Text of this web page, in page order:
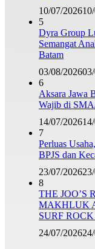
10/07/2026
5
Dyra Group
Semangat
Batam
03/08/2026
6
Aksara Jawa
Wajib di
14/07/2026
7
Perluas
BPJS dan
23/07/2026
8
THE JOO’S
MAKHLUK
SURF
24/07/2026